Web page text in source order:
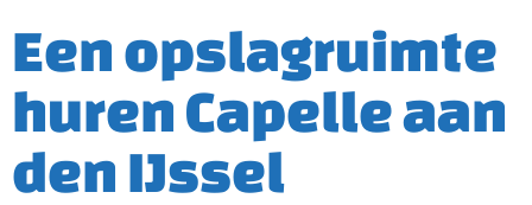
Een opslagruimte
huren Capelle aan
den IJssel